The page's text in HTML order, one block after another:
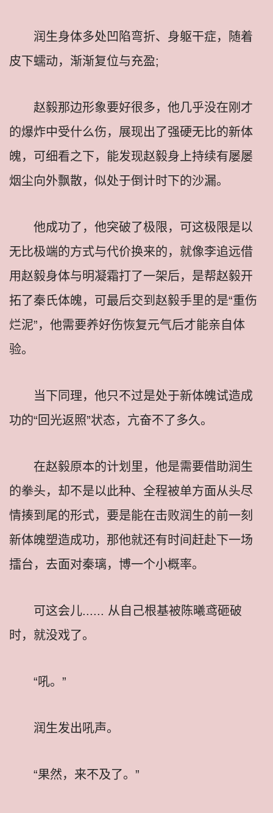
润生身体多处凹陷弯折、身躯干症，随着
皮下蠕动，渐渐复位与充盈;
赵毅那边形象要好很多，他几乎没在刚才
的爆炸中受什么伤，展现出了强硬无比的新体
魄，可细看之下，能发现赵毅身上持续有屡屡
烟尘向外飘散，似处于倒计时下的沙漏。
他成功了，他突破了极限，可这极限是以
无比极端的方式与代价换来的，就像李追远借
用赵毅身体与明凝霜打了一架后，是帮赵毅开
拓了秦氏体魄，可最后交到赵毅手里的是“重伤
烂泥”，他需要养好伤恢复元气后才能亲自体
验。
当下同理，他只不过是处于新体魄试造成
功的“回光返照”状态，亢奋不了多久。
在赵毅原本的计划里，他是需要借助润生
的拳头，却不是以此种、全程被单方面从头尽
情揍到尾的形式，要是能在击败润生的前一刻
新体魄塑造成功，那他就还有时间赶赴下一场
擂台，去面对秦璃，博一个小概率。
可这会儿...... 从自己根基被陈曦鸢砸破
时，就没戏了。
“吼。”
润生发出吼声。
“果然，来不及了。”